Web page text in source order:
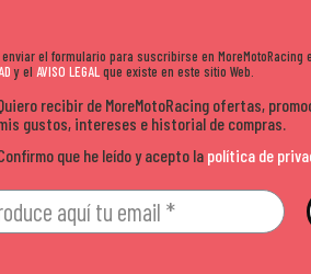
enviar el formulario para suscribirse en MoreMotoRacing
y el AVISO LEGALque existe en este sitio Web.
recibir de MoreMotoRacing ofertas,
gustos, intereses e historial de compras.
que he leído y acepto la política de